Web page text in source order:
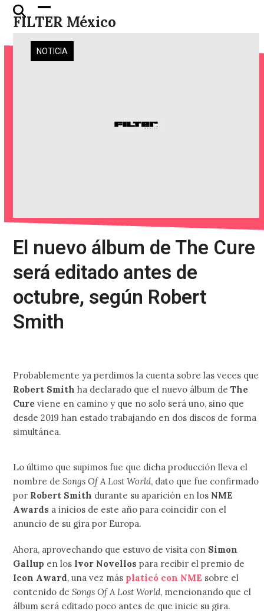
Skip
FILTER México
Open
mobile
menu
Close
mobile
menu
NOTICIA
El nuevo álbum de The Cure
será editado antes de
octubre, según Robert
Smith
Probablemente ya perdimos la cuenta sobre las veces que
Robert Smith ha declarado que el nuevo álbum de The
Cureviene en camino y que no solo será uno, sino que
desde 2019 han estado trabajando en dos discos de forma
simultánea.
Lo último que supimos fue que dicha producción lleva el
nombre deSongs Of A Lost World, dato que fue confirmado
por Robert Smith durante su aparición en los NME
Awards a inicios de este año para coincidir con el
anuncio de su gira por Europa.
Ahora, aprovechando que estuvo de visita con Simon
Gallup en los Ivor Novellos para recibir el premio de
Icon Award, una vez más platicó con NME sobre el
contenido de Songs Of A Lost World, mencionando que el
álbum será editado poco antes de que inicie su gira.